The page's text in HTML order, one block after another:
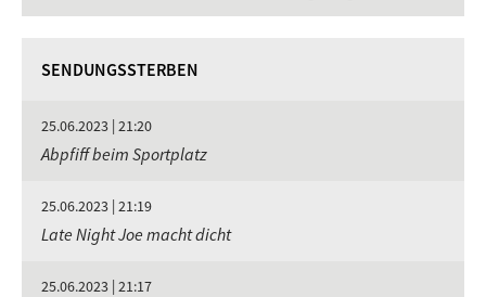
SENDUNGSSTERBEN
25.06.2023 | 21:20
Abpfiff beim Sportplatz
25.06.2023 | 21:19
Late Night Joe macht dicht
25.06.2023 | 21:17